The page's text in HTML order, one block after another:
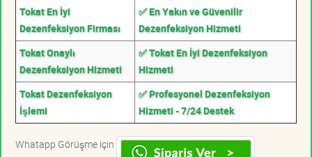
Tokat En İyi
Dezenfeksiyon Firması
✅ En Yakın ve Güvenilir
Dezenfeksiyon Hizmeti
Tokat Onaylı
Dezenfeksiyon Hizmeti
✅ Tokat En İyi Dezenfeksiyon
Hizmeti
Tokat Dezenfeksiyon
İşlemi
✅ Profesyonel Dezenfeksiyon
Hizmeti - 7/24 Destek
Whatapp Görüşme için